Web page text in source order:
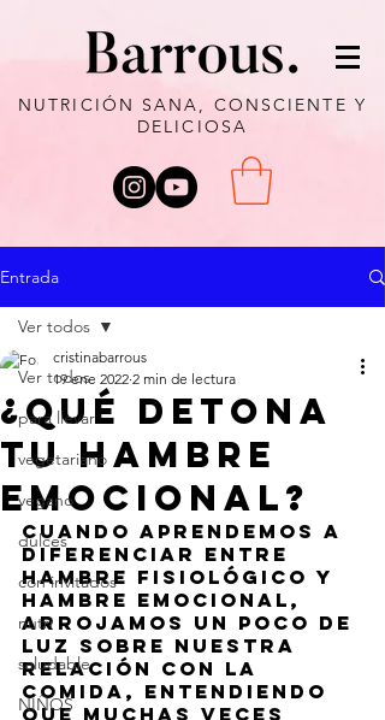
NUTRICIÓN SANA, CONSCIENTE Y
DELICIOSA
Entrada
Ver todos
para llevar
vegetariano
vegano
dulces
con invitados
nutri
saludable
NIÑOS
Ver todos
¿QUÉ DETONA
TU HAMBRE
EMOCIONAL?
cristinabarrous
19 ene 2022 2 min de lectura
Cuando aprendemos a
diferenciar entre
hambre fisiológico y
hambre emocional,
arrojamos un poco de
luz sobre nuestra
relación con la
comida, entendiendo
que muchas veces